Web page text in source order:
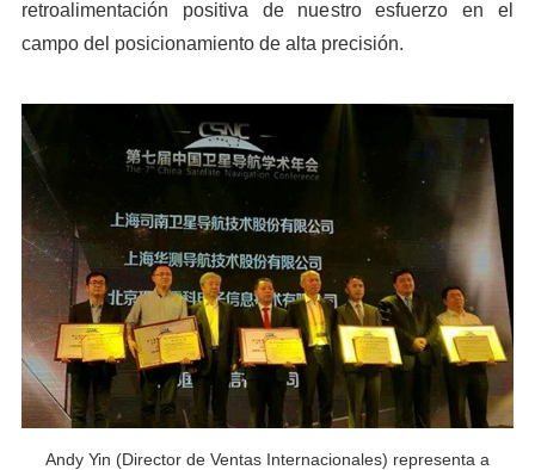
retroalimentación positiva de nuestro esfuerzo en el
campo del posicionamiento de alta precisión.
Andy Yin (Director de Ventas Internacionales) representa a